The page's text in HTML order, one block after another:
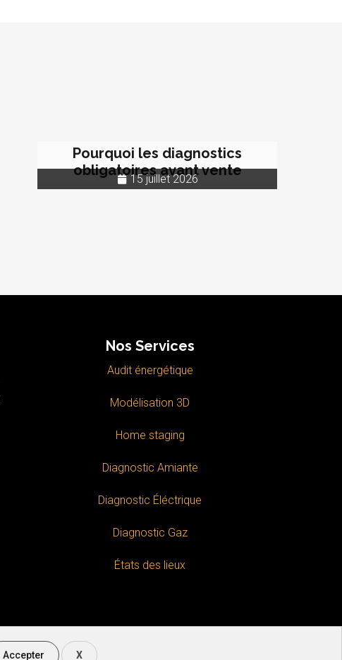
Accepter X
Pourquoi les diagnostics
obligatoires avant vente
15 juillet 2026
Nos Services
Audit énergétique
Modélisation 3D
Home staging
Diagnostic Amiante
Diagnostic Éléctrique
Diagnostic Gaz
États des lieux
Politique de confidentialité